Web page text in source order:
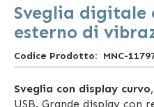
Sveglia digitale
esterno di
Codice Prodotto MNC-
Sveglia con display curvo
USB. Grande display con